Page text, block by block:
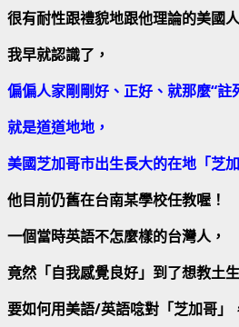
很有耐性跟禮貌地跟他理論的美國人
我早就認識了，
偏偏人家剛剛好、正好、就那麼“註
就是道道地地，
美國芝加哥市出生長大的在地「芝
他目前仍舊在台南某學校任教喔！
一個當時英語不怎麼樣的台灣人，
竟然「自我感覺良好」到了想教土
要如何用美語/英語唸對「芝加哥」